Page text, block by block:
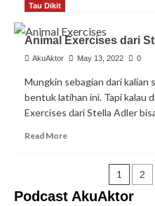
Bermain
Konsisten
Di
Ini
3
Tipsnya!
Tau Dikit
Animal Exercises dari
AkuAktor May 13, 2022 0
Mungkin sebagian dari
bentuk latihan ini. Tapi kalau
Exercises dari Stella Adler
Read MoreRead
dari
1 2
Podcast AkuAktor